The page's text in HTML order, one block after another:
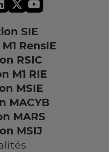
SIE
RensIE
RSIC
M1 RIE
MSIE
MACYB
MARS
MSIJ